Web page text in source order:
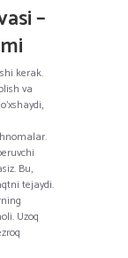
–
kerak.
va
Bu,
tejaydi.
Uzoq